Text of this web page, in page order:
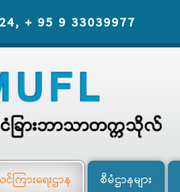
+ 95 9 33039977
ကြားရေးဌာန စီမံဌာနများ